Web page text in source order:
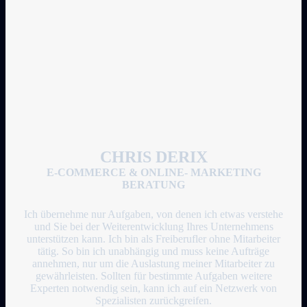
CHRIS DERIX
E-COMMERCE & ONLINE- MARKETING
BERATUNG
Ich übernehme nur Aufgaben, von denen ich etwas verstehe
und Sie bei der Weiterentwicklung Ihres Unternehmens
unterstützen kann. Ich bin als Freiberufler ohne Mitarbeiter
tätig. So bin ich unabhängig und muss keine Aufträge
annehmen, nur um die Auslastung meiner Mitarbeiter zu
gewährleisten. Sollten für bestimmte Aufgaben weitere
Experten notwendig sein, kann ich auf ein Netzwerk von
Spezialisten zurückgreifen.